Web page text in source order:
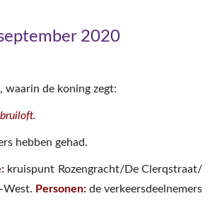
2020
waarin de koning zegt:
hebben gehad.
:kruispunt Rozengracht/De Clerqstraat/
West. Personen: de verkeersdeelnemers